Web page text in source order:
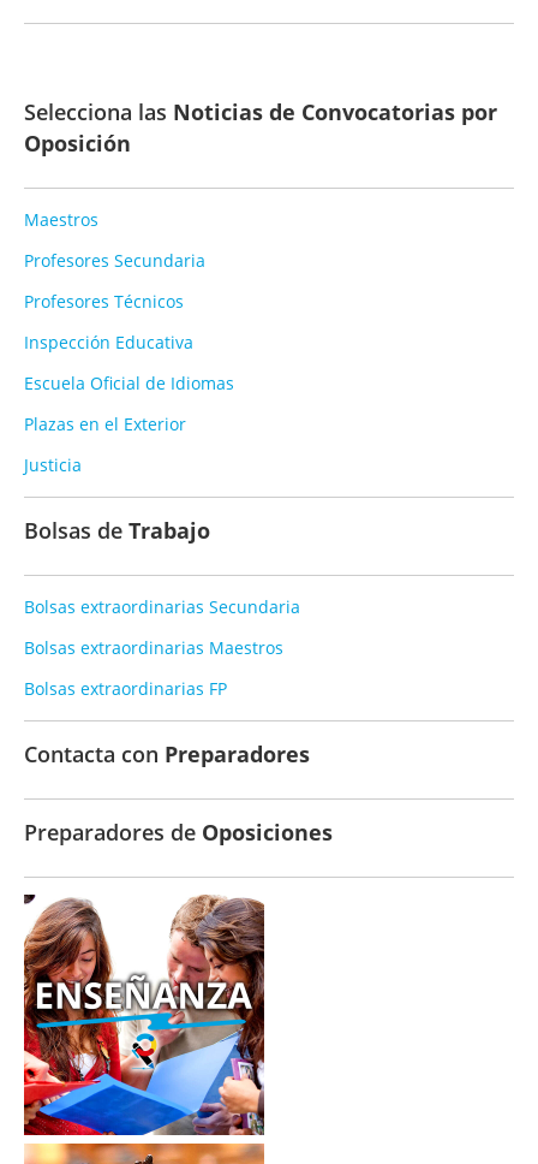
Selecciona las Noticias de Convocatorias por
Oposición
Maestros
Profesores Secundaria
Profesores Técnicos
Inspección Educativa
Escuela Oficial de Idiomas
Plazas en el Exterior
Justicia
Bolsas de Trabajo
Bolsas extraordinarias Secundaria
Bolsas extraordinarias Maestros
Bolsas extraordinarias FP
Contacta con Preparadores
Preparadores de Oposiciones